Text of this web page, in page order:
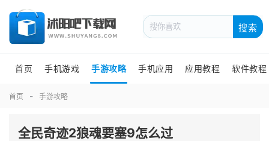
搜索
首页 手机游戏 手游攻略 手机应用 应用教程 软件教程
首页 手游攻略
全民奇迹2狼魂要塞9怎么过